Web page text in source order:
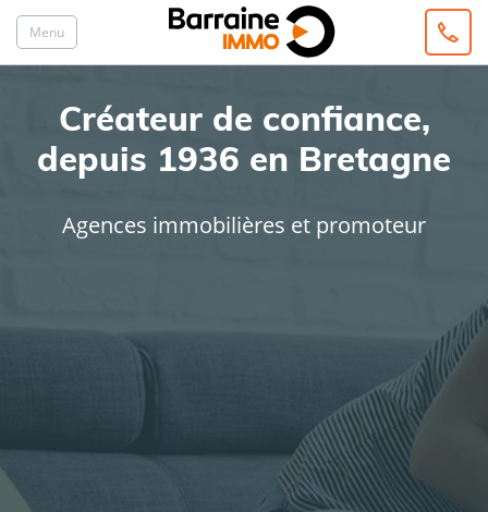
Menu
Créateur de confiance,
depuis 1936 en Bretagne
Agences immobilières et promoteur